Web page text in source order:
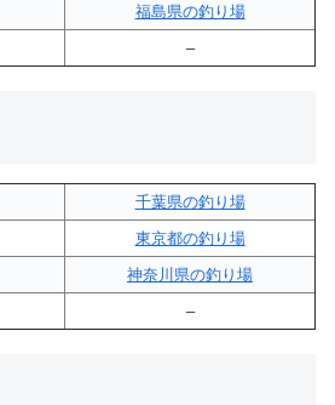
福島県の釣り場
–
千葉県の釣り場
東京都の釣り場
神奈川県の釣り場
–